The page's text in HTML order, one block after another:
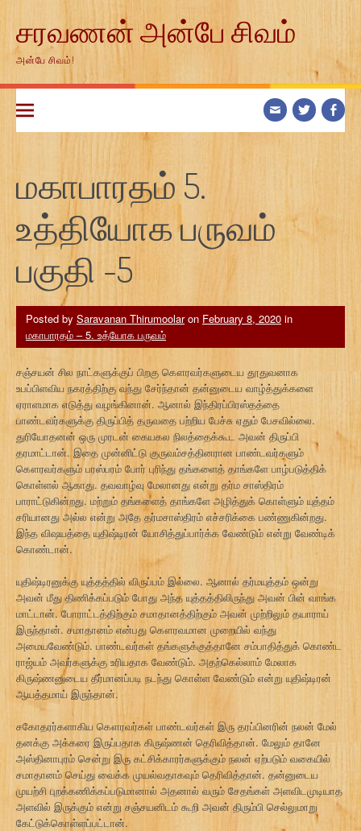
contentசரவணன் அன்பே சிவம்
அன்பே சிவம்!
மகாபாரதம் 5.
உத்தியோக பருவம்
பகுதி -5
Posted by Saravanan Thirumoolaron February 8, 2020 in
மகாபாரதம் – 5. உத்யோக பருவம்
சஞ்சயன் சில நாட்களுக்குப் பிறகு கௌரவர்களுடைய தூதுவனாக
உபப்பிளவிய நகரத்திற்கு வந்து சேர்ந்தான் தன்னுடைய வாழ்த்துக்களை
ஏராளமாக எடுத்து வழங்கினான். ஆனால் இந்திரப்பிரஸ்தத்தை
பாண்டவர்களுக்கு திருப்பித் தருவதை பற்றிய பேச்சு ஏதும் பேசவில்லை.
துரியோதனன் ஒரு முரடன் கையகல நிலத்தைக்கூட அவன் திருப்பி
தரமாட்டான். இதை முன்னிட்டு குருவம்சத்தினரான பாண்டவர்களும்
கௌரவர்களும் பரஸ்பரம் போர் புரிந்து தங்களைத் தாங்களே பாழ்படுத்திக்
கொள்ளல் ஆகாது. தவவாழ்வு மேலானது என்று தர்ம சாஸ்திரம்
பாராட்டுகின்றது. மற்றும் தங்களைத் தாங்களே அழித்துக் கொள்ளும் யுத்தம்
சரியானது அல்ல என்று அதே தர்மசாஸ்திரம் எச்சரிக்கை பண்ணுகின்றது.
இந்த விஷயத்தை யுதிஷ்டிரன் யோசித்துப்பார்க்க வேண்டும் என்று வேண்டிக்
கொண்டான்.
யுதிஷ்டிரனுக்கு யுத்தத்தில் விருப்பம் இல்லை. ஆனால் தர்மயுத்தம் ஒன்று
அவன் மீது திணிக்கப்படும் போது அந்த யுத்தத்திலிருந்து அவன் பின் வாங்க
மாட்டான். போராட்டத்திற்கும் சமாதானத்திற்கும் அவன் முற்றிலும் தயாராய்
இருந்தான். சமாதானம் என்பது கௌரவமான முறையில் வந்து
அமையவேண்டும். பாண்டவர்கள் தங்களுக்குத்தானே சம்பாதித்துக் கொண்ட
ராஜ்யம் அவர்களுக்கு உரியதாக வேண்டும். அதற்கெல்லாம் மேலாக
கிருஷ்ணனுடைய தீர்மானப்படி நடந்து கொள்ள வேண்டும் என்று யுதிஷ்டிரன்
ஆயத்தமாய் இருந்தான்.
சகோதரர்களாகிய கௌரவர்கள் பாண்டவர்கள் இரு தரப்பினரின் நலன் மேல்
தனக்கு அக்கரை இருப்பதாக கிருஷ்ணன் தெரிவித்தான். மேலும் தானே
அஸ்தினாபுரம் சென்று இரு கட்சிக்காரர்களுக்கும் நலன் ஏற்படும் வகையில்
சமாதானம் செய்து வைக்க முயல்வதாகவும் தெரிவித்தான். தன்னுடைய
முயற்சி புறக்கணிக்கப்படுமானால் அதனால் வரும் சேதங்கள் அளவிடமுடியாத
அளவில் இருக்கும் என்று சஞ்சயனிடம் கூறி அவன் திரும்பி செல்லுமாறு
கேட்டுக்கொள்ளப்பட்டான்.